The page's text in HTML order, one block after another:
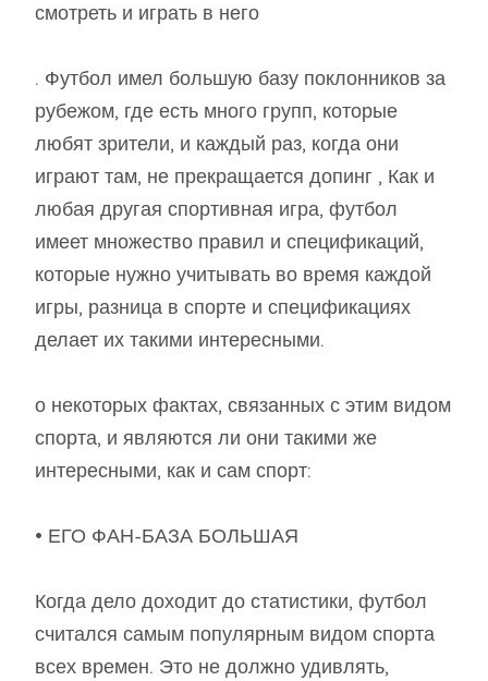
смотреть и играть в него
. Футбол имел большую базу поклонников за
рубежом, где есть много групп, которые
любят зрители, и каждый раз, когда они
играют там, не прекращается допинг , Как и
любая другая спортивная игра, футбол
имеет множество правил и спецификаций,
которые нужно учитывать во время каждой
игры, разница в спорте и спецификациях
делает их такими интересными.
о некоторых фактах, связанных с этим видом
спорта, и являются ли они такими же
интересными, как и сам спорт:
• ЕГО ФАН-БАЗА БОЛЬШАЯ
Когда дело доходит до статистики, футбол
считался самым популярным видом спорта
всех времен. Это не должно удивлять,